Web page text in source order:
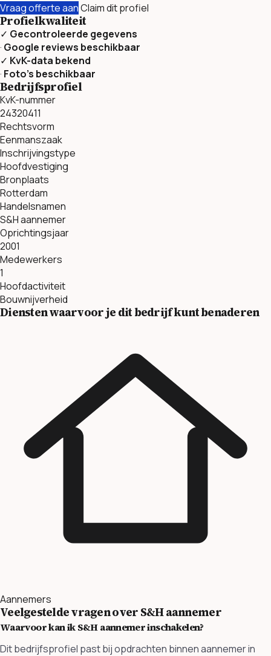
Vraag offerte aanClaim dit profiel
Profielkwaliteit
✓ Gecontroleerde gegevens
· Google reviews beschikbaar
✓ KvK-data bekend
· Foto’s beschikbaar
Bedrijfsprofiel
KvK-nummer
24320411
Rechtsvorm
Eenmanszaak
Inschrijvingstype
Hoofdvestiging
Bronplaats
Rotterdam
Handelsnamen
S&H aannemer
Oprichtingsjaar
2001
Medewerkers
1
Hoofdactiviteit
Bouwnijverheid
Diensten waarvoor je dit bedrijf kunt benaderen
Aannemers
Veelgestelde vragen over S&H aannemer
Waarvoor kan ik S&H aannemer inschakelen?
Dit bedrijfsprofiel past bij opdrachten binnen aannemer in